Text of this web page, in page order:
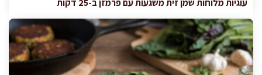
עוגיות מלוחות שמן זית משגעות עם פרמזן ב-25 דקות